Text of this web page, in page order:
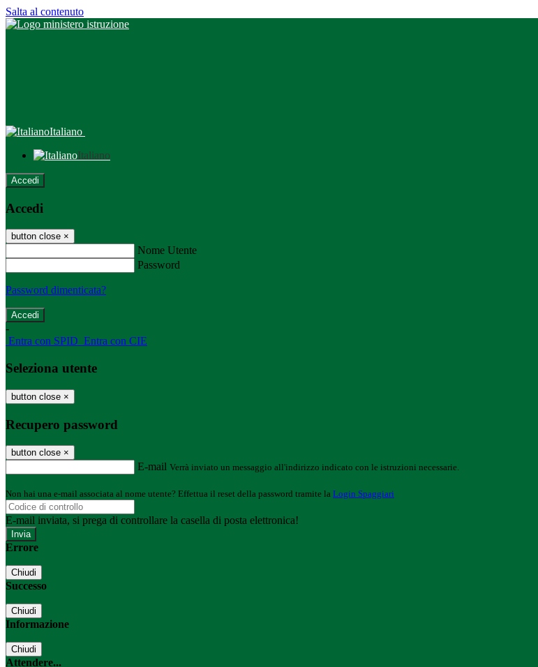
Salta al contenuto
Italiano
Italiano
Accedi
Accedi
button close ×
Nome Utente
Password
Password dimenticata?
-
Entra con SPID Entra con CIE
Seleziona utente
button close ×
Recupero password
button close ×
E-mail Verrà inviato un messaggio all'indirizzo indicato con le istruzioni necessarie.
Non hai una e-mail associata al nome utente? Effettua il reset della password tramite la Login Spaggiari
E-mail inviata, si prega di controllare la casella di posta elettronica!
Errore
Chiudi
Successo
Chiudi
Informazione
Chiudi
Attendere...